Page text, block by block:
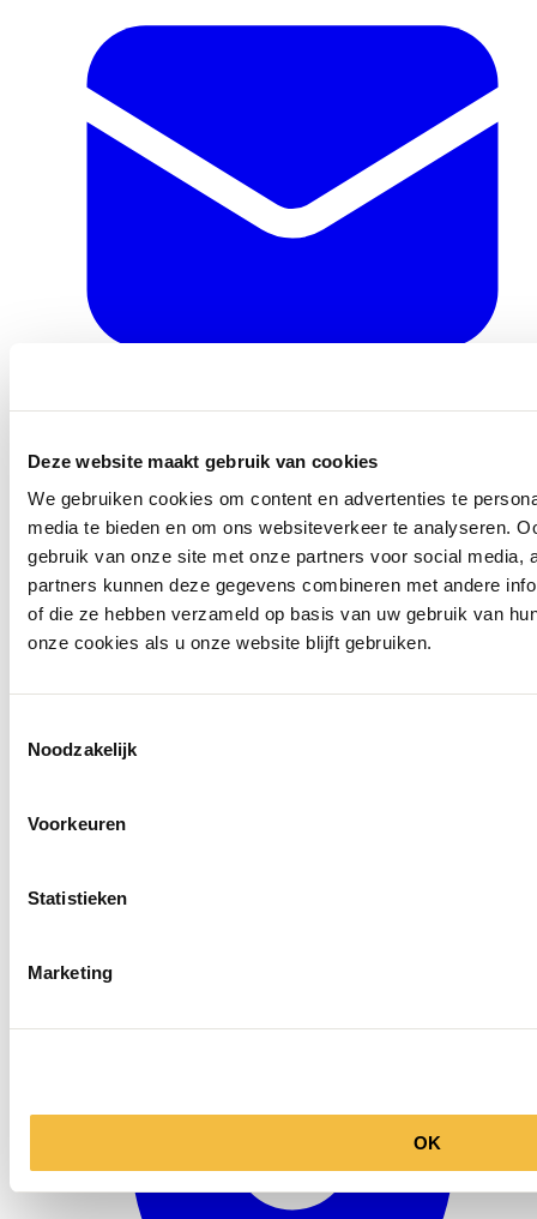
Deze website maakt gebruik van cookies
We gebruiken cookies om content en advertenties te
media te bieden en om ons websiteverkeer te analyseren.
gebruik van onze site met onze partners voor social media,
partners kunnen deze gegevens combineren met andere
of die ze hebben verzameld op basis van uw gebruik van
onze cookies als u onze website blijft gebruiken.
Noodzakelijk
Voorkeuren
Statistieken
Marketing
OK